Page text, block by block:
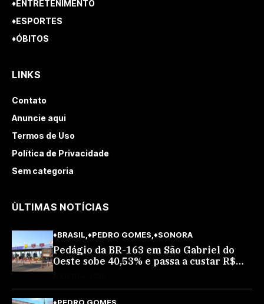
♦ENTRETENIMENTO
♦ESPORTES
♦ÓBITOS
LINKS
Contato
Anuncie aqui
Termos de Uso
Política de Privacidade
Sem categoria
ÙLTIMAS NOTÍCIAS
♦BRASIL ♦PEDRO GOMES ♦SONORA
Pedágio da BR-163 em São Gabriel do
Oeste sobe 40,53% e passa a custar R$
♦PEDRO GOMES